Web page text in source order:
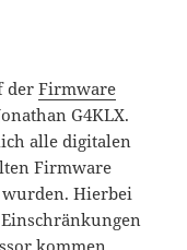
derFirmware
G4KLX.
alle digitalen
Firmware
Hierbei
kommen